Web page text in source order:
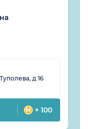
д 16
+ 100